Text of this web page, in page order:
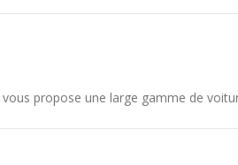
propose une large gamme de